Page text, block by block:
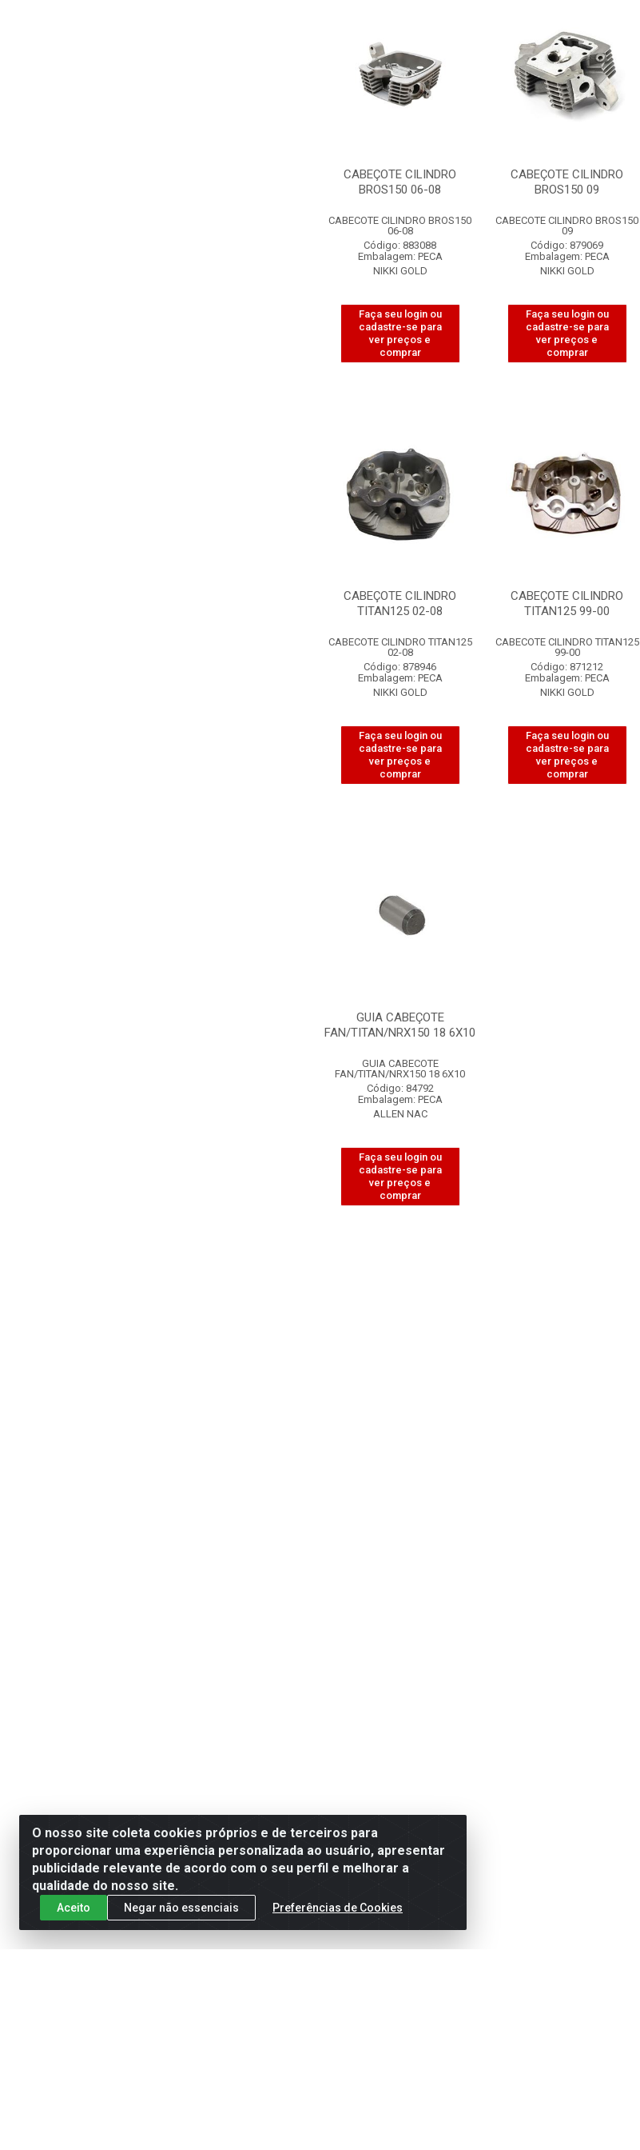
CABEÇOTE CILINDRO
BROS150 06-08
CABECOTE CILINDRO BROS150
06-08
Código: 883088
Embalagem: PECA
NIKKI GOLD
Faça seu login ou
cadastre-se para
ver preços e
comprar
CABEÇOTE CILINDRO
BROS150 09
CABECOTE CILINDRO BROS150
09
Código: 879069
Embalagem: PECA
NIKKI GOLD
Faça seu login ou
cadastre-se para
ver preços e
comprar
CABEÇOTE CILINDRO
TITAN125 02-08
CABECOTE CILINDRO TITAN125
02-08
Código: 878946
Embalagem: PECA
NIKKI GOLD
Faça seu login ou
cadastre-se para
ver preços e
comprar
CABEÇOTE CILINDRO
TITAN125 99-00
CABECOTE CILINDRO TITAN125
99-00
Código: 871212
Embalagem: PECA
NIKKI GOLD
Faça seu login ou
cadastre-se para
ver preços e
comprar
GUIA CABEÇOTE
FAN/TITAN/NRX150 18 6X10
GUIA CABECOTE
FAN/TITAN/NRX150 18 6X10
Código: 84792
Embalagem: PECA
ALLEN NAC
Faça seu login ou
cadastre-se para
ver preços e
comprar
O nosso site coleta cookies próprios e de terceiros para
proporcionar uma experiência personalizada ao usuário, apresentar
publicidade relevante de acordo com o seu perfil e melhorar a
qualidade do nosso site.
Aceito Negar não essenciais Preferências de Cookies